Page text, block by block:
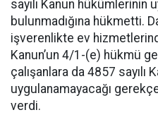
sayılı Kanun hükümlerinin
bulunmadığına hükmetti.
işverenlikte ev
Kanun’un 4/1-(e) hükmü
çalışanlara da 4857 sayılı
uygulanamayacağı
verdi.